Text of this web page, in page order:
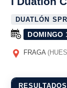
DUATLÓN
DOMINGO
FRAGA
RESULTADOS